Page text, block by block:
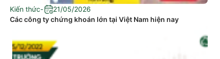
Kiến thức-
21/05/2026
Các công ty chứng khoán lớn tại Việt Nam hiện nay